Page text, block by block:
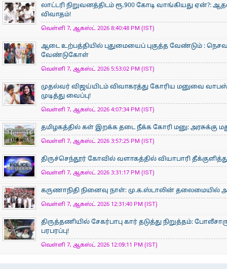
லாட்டரி நிறுவனத்திடம் ரூ.900 கோடி வாங்கியது ஏன்?:
விவாதம்!
வெள்ளி 7, ஆகஸ்ட் 2026 8:40:48 PM (IST)
ஆடை உற்பத்தியில் புதுமையைப் புகுத்த வேண்டும் :
வேண்டுகோள்
வெள்ளி 7, ஆகஸ்ட் 2026 5:53:02 PM (IST)
முதல்வர் விஜய்யிடம் விவாகரத்து கோரிய மனுவை
முடித்து வைப்பு!
வெள்ளி 7, ஆகஸ்ட் 2026 4:07:34 PM (IST)
தமிழகத்தில் கள் இறக்க தடை நீக்க கோரி மனு: அரசுக்கு
வெள்ளி 7, ஆகஸ்ட் 2026 3:57:25 PM (IST)
திருச்செந்தூர் கோவில் வளாகத்தில் வியாபாரி
வெள்ளி 7, ஆகஸ்ட் 2026 3:31:17 PM (IST)
கருணாநிதி நினைவு நாள்: மு.க.ஸ்டாலின் தலைமையில்
வெள்ளி 7, ஆகஸ்ட் 2026 12:31:40 PM (IST)
திருத்தணியில் சேகர்பாபு கார் தடுத்து நிறுத்தம்:
பரபரப்பு!
வெள்ளி 7, ஆகஸ்ட் 2026 12:09:11 PM (IST)